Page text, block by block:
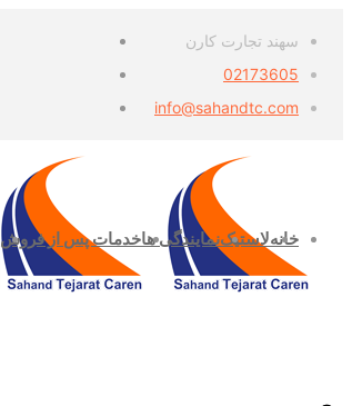
سهند تجارت کارن
02173605
info@sahandtc.com
خانهلاستیکنمایندگی هاخدمات پس از فروش